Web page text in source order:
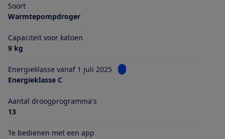
Soort
Warmtepompdroger
Capaciteit voor katoen
9 kg
Energieklasse vanaf 1 juli 2025
Bekijk informatie voor
Energieklasse C
Aantal droogprogramma's
13
Te bedienen met een app